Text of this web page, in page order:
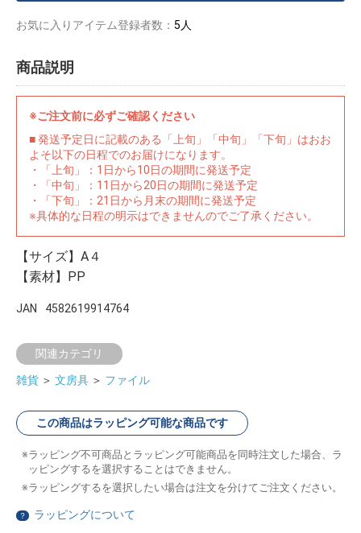
お気に入りアイテム登録者数： 5人
商品説明
※ご注文前に必ずご確認ください
■ 発送予定日に記載のある「上旬」「中旬」「下旬」はおお
よそ以下の日程でのお届けになります。
・「上旬」：1日から10日の期間に発送予定
・「中旬」：11日から20日の期間に発送予定
・「下旬」：21日から月末の期間に発送予定
※具体的な日程の明示はできませんのでご了承ください。
【サイズ】A４
【素材】PP
JAN 4582619914764
関連カテゴリ
雑貨 ＞ 文房具 ＞ ファイル
この商品はラッピング可能な商品です
ラッピング不可商品とラッピング可能商品を同時注文した場合、ラ
ッピングするを選択することはできません。
ラッピングするを選択したい場合は注文を分けてご注文ください。
？ ラッピングについて
イラストレ
ーター
アダルトグ
ッズ